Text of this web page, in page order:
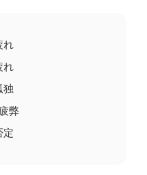
れ
れ
独
弊
定